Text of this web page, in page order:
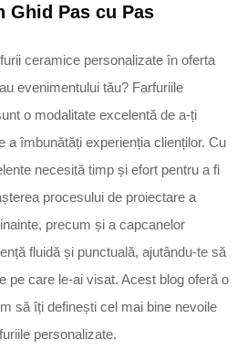
Ghid Pas cu Pas
ceramice personalizate în oferta
evenimentului tău? Farfuriile
o modalitate excelentă de a-ți
a îmbunătăți experienția clienților. Cu
necesită timp și efort pentru a fi
procesului de proiectare a
precum și a capcanelor
fluidă și punctuală, ajutându-te să
pe care le-ai visat. Acest blog oferă o
să îți definești cel mai bine nevoile
personalizate.